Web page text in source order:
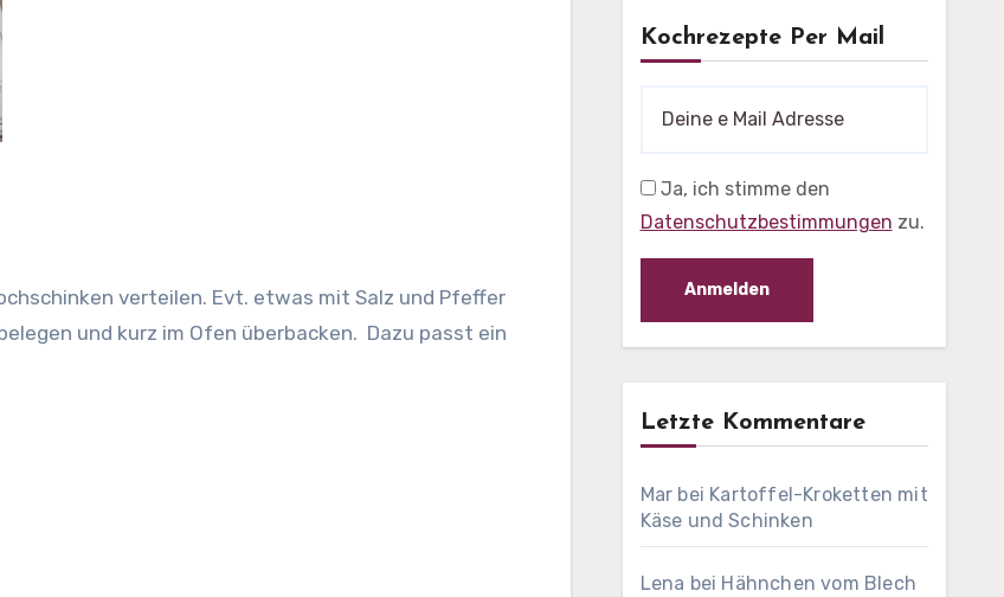
verteilen. Evt. etwas mit Salz und Pfeffer
und kurz im Ofen überbacken. Dazu passt ein
Kochrezepte Per Mail
Ja, ich stimme den
Datenschutzbestimmungen zu.
Letzte Kommentare
Mar bei Kartoffel-Kroketten mit
Käse und Schinken
Lena bei Hähnchen vom Blech